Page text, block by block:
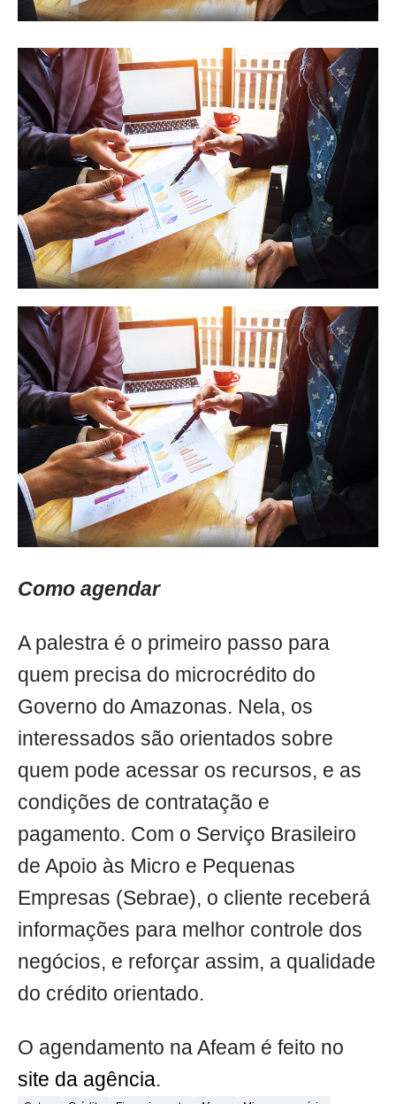
Como agendar
A palestra é o primeiro passo para
quem precisa do microcrédito do
Governo do Amazonas. Nela, os
interessados são orientados sobre
quem pode acessar os recursos, e as
condições de contratação e
pagamento. Com o Serviço Brasileiro
de Apoio às Micro e Pequenas
Empresas (Sebrae), o cliente receberá
informações para melhor controle dos
negócios, e reforçar assim, a qualidade
do crédito orientado.
O agendamento na Afeam é feito no
site da agência.